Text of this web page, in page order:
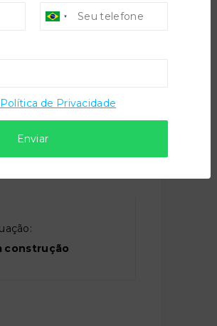
construção
Política de Privacidade
Enviar